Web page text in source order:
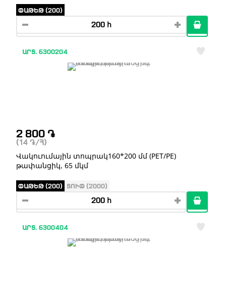
ՓԱԹԵԹ (200)
ԱՐՏ. 6300204
2 800 ֏
(14 ֏ /Հ)
Վակուումային տոպրակ160*200 մմ (PET/PE)
թափանցիկ, 65 մկմ
ՓԱԹԵԹ (200) ՏՈՒՓ (2000)
ԱՐՏ. 6300404